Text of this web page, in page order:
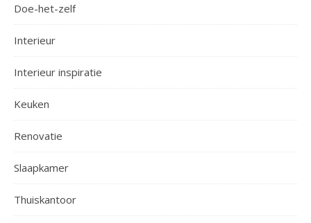
Doe-het-zelf
Interieur
Interieur inspiratie
Keuken
Renovatie
Slaapkamer
Thuiskantoor